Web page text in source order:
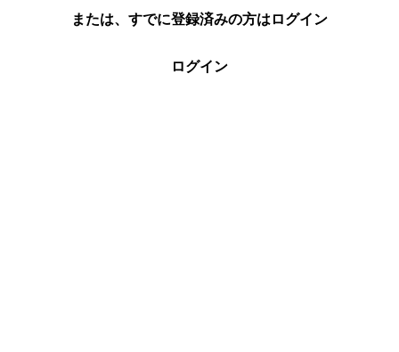
または、すでに登録済みの方はログイン
ログイン